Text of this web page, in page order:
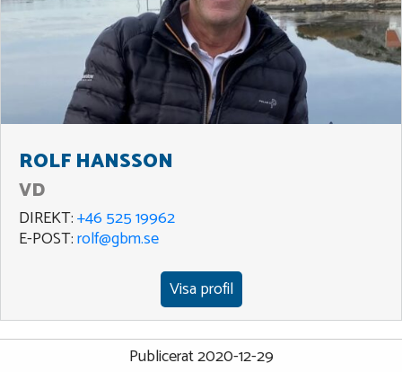
ROLF HANSSON
VD
DIREKT:+46 525 19962
E-POST:rolf@gbm.se
Visa profil
Publicerat 2020-12-29